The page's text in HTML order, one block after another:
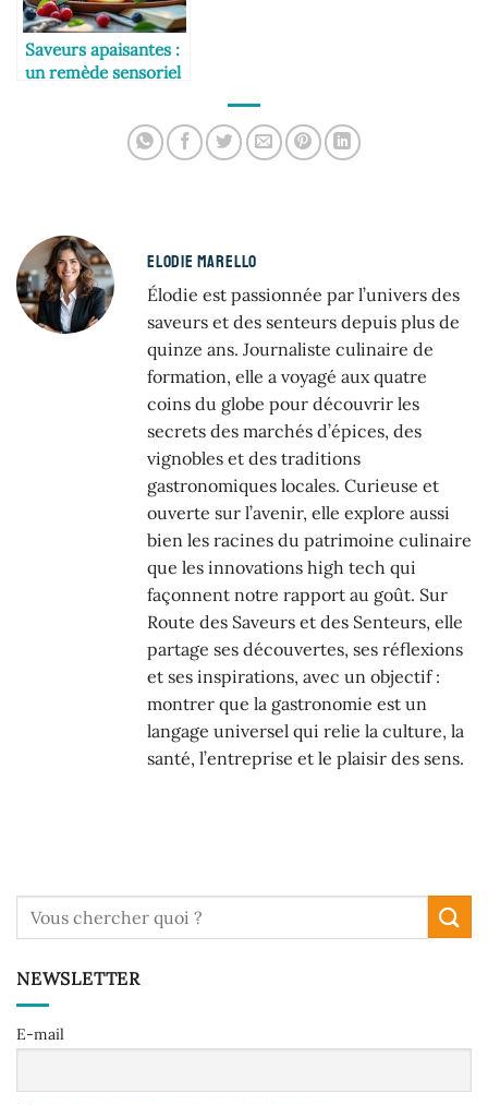
Saveurs apaisantes :
un remède sensoriel
ELODIE MARELLO
Élodie est passionnée par l’univers des
saveurs et des senteurs depuis plus de
quinze ans. Journaliste culinaire de
formation, elle a voyagé aux quatre
coins du globe pour découvrir les
secrets des marchés d’épices, des
vignobles et des traditions
gastronomiques locales. Curieuse et
ouverte sur l’avenir, elle explore aussi
bien les racines du patrimoine culinaire
que les innovations high tech qui
façonnent notre rapport au goût. Sur
Route des Saveurs et des Senteurs, elle
partage ses découvertes, ses réflexions
et ses inspirations, avec un objectif :
montrer que la gastronomie est un
langage universel qui relie la culture, la
santé, l’entreprise et le plaisir des sens.
NEWSLETTER
E-mail